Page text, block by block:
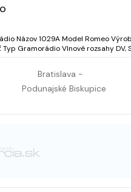
od 1973 do
SV, KV, VKV Osadenie KF125 x
Bratislava -
Podunajské Biskupice